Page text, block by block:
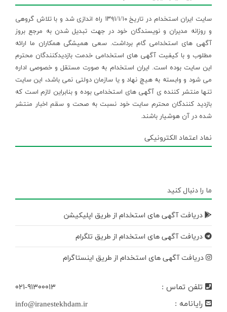
سایت ایران استخدام در تاریخ ۱۳۹۱/۱/۱۰ راه اندازی شد و با تلاش گروهی
و روزانه مدیران و نویسندگان خود در جهت تبدیل شدن به مرجع بروز
آگهی های استخدامی گام برداشت. سعی همیشگی همکاران ما ارائه
مطلوب و با کیفیت آگهی های استخدامی خدمت بازدیدکنندگان محترم
این سایت بوده است. ایران استخدام به صورت مستقل و خصوصی اداره
می شود و وابسته به هیچ نهاد و یا سازمان دولتی نمی باشد، این سایت
تنها منتشر کننده ی آگهی های استخدامی بوده و بنابراین لازم است که
بازدید کنندگان محترم سایت خود نسبت به صحت و سقم اخبار منتشر
شده در آن هوشیار باشند.
نماد اعتماد الکترونیکی
ما را دنبال کنید
دریافت آگهی های استخدام از طریق اپلیکیشن
دریافت آگهی های استخدام از طریق تلگرام
دریافت آگهی های استخدام از طریق اینستاگرام
تلفن تماس :
۰۲۱-۹۱۳۰۰۰۱۳
رایانامه :
info@iranestekhdam.ir